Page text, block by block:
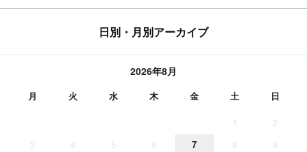
日別・月別アーカイブ
2026年8月
月 火 水 木 金 土 日
1
2
3
4 5 6 7 8
9